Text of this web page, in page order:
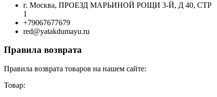
г. Москва, ПРОЕЗД МАРЬИНОЙ РОЩИ 3-Й, Д 40, СТР
1
+79067677679
red@yatakdumayu.ru
Правила возврата
Правила возврата товаров на нашем сайте:
Товар: